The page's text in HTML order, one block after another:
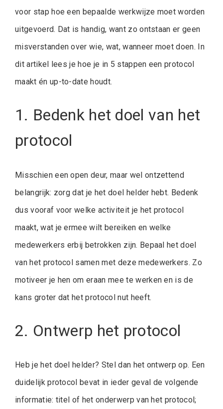
voor stap hoe een bepaalde werkwijze moet worden
uitgevoerd. Dat is handig, want zo ontstaan er geen
misverstanden over wie, wat, wanneer moet doen. In
dit artikel lees je hoe je in 5 stappen een protocol
maakt én up-to-date houdt.
1. Bedenk het doel van het
protocol
Misschien een open deur, maar wel ontzettend
belangrijk: zorg dat je het doel helder hebt. Bedenk
dus vooraf voor welke activiteit je het protocol
maakt, wat je ermee wilt bereiken en welke
medewerkers erbij betrokken zijn. Bepaal het doel
van het protocol samen met deze medewerkers. Zo
motiveer je hen om eraan mee te werken en is de
kans groter dat het protocol nut heeft.
2. Ontwerp het protocol
Heb je het doel helder? Stel dan het ontwerp op. Een
duidelijk protocol bevat in ieder geval de volgende
informatie: titel of het onderwerp van het protocol;